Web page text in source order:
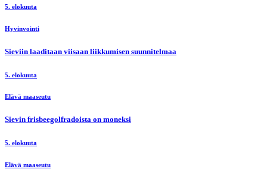
5. elokuuta
Hyvinvointi
Sieviin laaditaan viisaan liikkumisen suunnitelmaa
5. elokuuta
Elävä maaseutu
Sievin frisbeegolfradoista on moneksi
5. elokuuta
Elävä maaseutu